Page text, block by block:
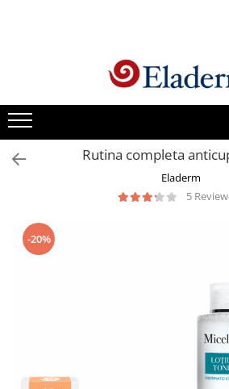
Vezi toate produsele
Creme cu protectie solara
Produse Antirid
Produse Hidratante
Produse Anti sebum
Produse Antiacnee
Produse pentru curatare
Rutina completa
Eladerm
5
-20%